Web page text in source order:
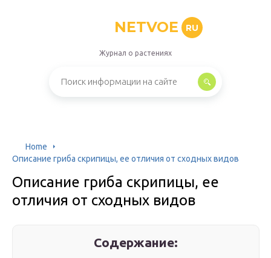
NETVOE RU
Журнал о растениях
Home
Описание гриба скрипицы, ее отличия от сходных видов
Описание гриба скрипицы, ее
отличия от сходных видов
Содержание: